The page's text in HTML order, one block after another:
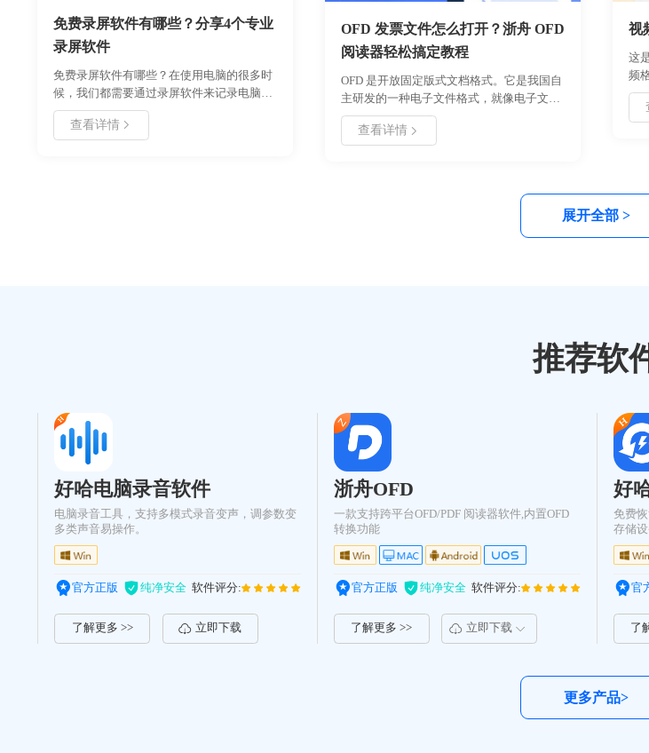
免费录屏软件有哪些？分享4个专业
录屏软件
免费录屏软件有哪些？在使用电脑的很多时
候，我们都需要通过录屏软件来记录电脑上
的内容。就像是你看到了一场精彩的视频，
且之后没有回放。怎么记录这场喜欢的直播
查看详情
OFD 发票文件怎么打开？浙舟 OFD
阅读器轻松搞定教程
OFD 是开放固定版式文档格式。它是我国自
主研发的一种电子文件格式，就像电子文档
里的 “国货之光”。和我们常见的 PDF 格式相
比，OFD 格式在电子发票领域应用得越来越
查看详情
视
这
频
视
频
展开全部 >
推荐软
好哈电脑录音软件
电脑录音工具，支持多模式录音变声，调参数变
多类声音易操作。
官方正版 纯净安全 软件评分:
了解更多 >> 立即下载
浙舟OFD
一款支持跨平台OFD/PDF 阅读器软件,内置OFD
转换功能
官方正版 纯净安全 软件评分:
了解更多 >> 立即下载
好
免费
存储
官
了
更多产品>